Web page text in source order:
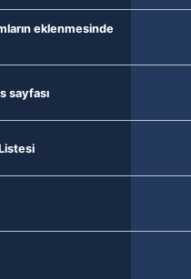
eklenmesinde
sayfası